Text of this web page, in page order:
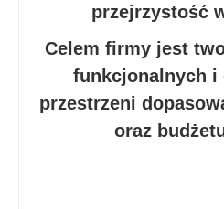
przejrzystość
Celem firmy jest
funkcjonalnych i
przestrzeni
oraz